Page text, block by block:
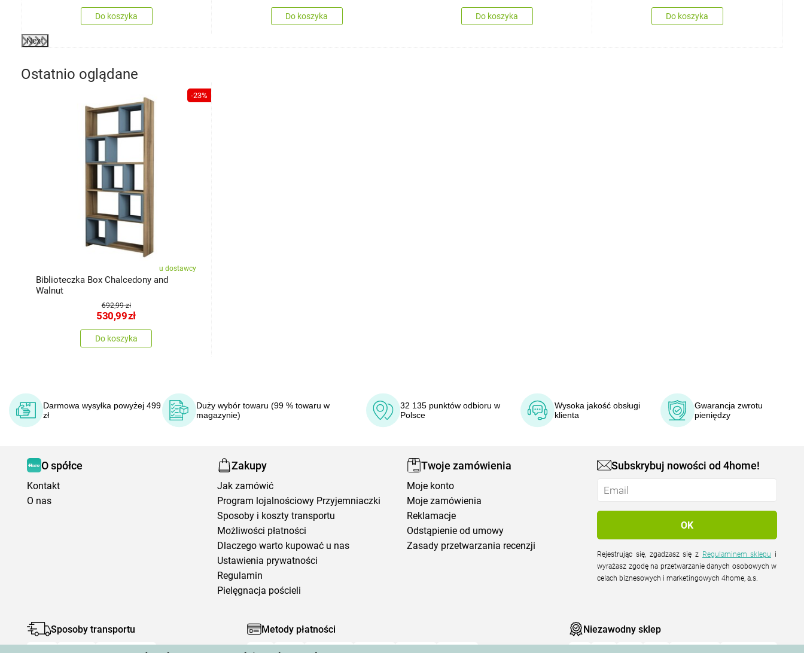
Do koszyka Do koszyka Do koszyka Do koszyka
Next
Ostatnio oglądane
-23%
u dostawcy
Biblioteczka Box Chalcedony and
Walnut
692,99 zł
530,99zł
Do koszyka
Darmowa wysyłka powyżej 499
zł
Duży wybór towaru (99 % towaru w
magazynie)
32 135 punktów odbioru w
Polsce
Wysoka jakość obsługi
klienta
Gwarancja zwrotu
pieniędzy
O spółce
Kontakt
O nas
Zakupy
Jak zamówić
Program lojalnościowy Przyjemniaczki
Sposoby i koszty transportu
Możliwości płatności
Dlaczego warto kupować u nas
Ustawienia prywatności
Regulamin
Pielęgnacja pościeli
Twoje zamówienia
Moje konto
Moje zamówienia
Reklamacje
Odstąpienie od umowy
Zasady przetwarzania recenzji
Subskrybuj nowości od 4home!
Rejestrując się, zgadzasz się z Regulaminem sklepu
wyrażasz zgodę na przetwarzanie danych osobowych w
celach biznesowych i marketingowych 4home, a.s.
Sposoby transportu Metody płatności Niezawodny sklep